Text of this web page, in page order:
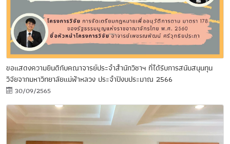
ขอแสดงความยินดีกับคณาจารย์ประจำสำนักวิชาฯ ที่ได้รับการสนับสนุนทุน
วิจัยจากมหาวิทยาลัยแม่ฟ้าหลวง ประจำปีงบประมาณ 2566
30/09/2565